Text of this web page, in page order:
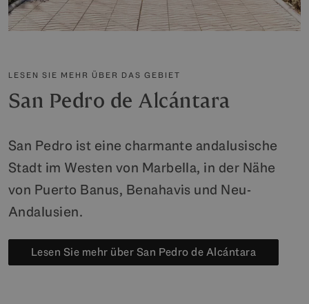
LESEN SIE MEHR ÜBER DAS GEBIET
San Pedro de Alcántara
San Pedro ist eine charmante andalusische
Stadt im Westen von Marbella, in der Nähe
von Puerto Banus, Benahavis und Neu-
Andalusien.
Lesen Sie mehr über San Pedro de Alcántara